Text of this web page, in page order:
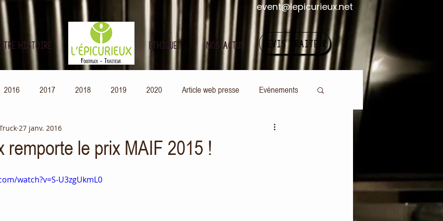
event@lepicurieux.net
HISTOIRE ETHIQUE NOS ACTUS DEVIS TRAITEUR
2016 2017 2018 2019 2020 Article web presse Evénements
remporte le prix MAIF 2015 !
27 janv. 2016
watch?v=S-U3zgUkmL0